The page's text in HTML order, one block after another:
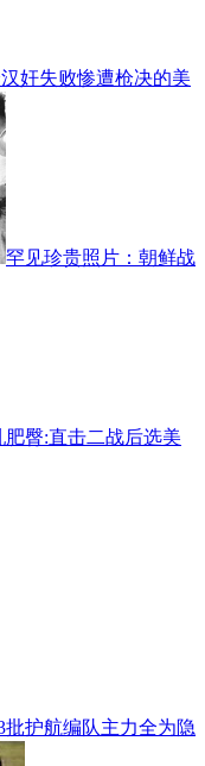
奸失败惨遭枪决的美
罕见珍贵照片：朝鲜战
肥臀:直击二战后选美
批护航编队主力全为隐